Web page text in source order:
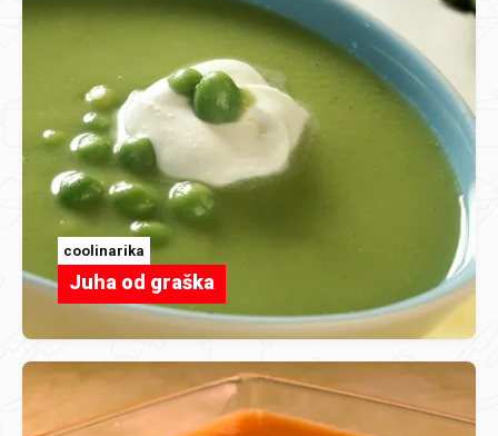
coolinarika
Juha od graška